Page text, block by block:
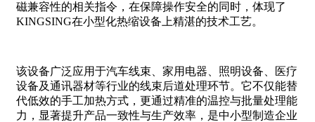
磁兼容性的相关指令，在保障操作安全的同时，体现了
KINGSING在小型化热缩设备上精湛的技术工艺。
该设备广泛应用于汽车线束、家用电器、照明设备、医疗
设备及通讯器材等行业的线束后道处理环节。它不仅能替
代低效的手工加热方式，更通过精准的温控与批量处理能
力，显著提升产品一致性与生产效率，是中小型制造企业